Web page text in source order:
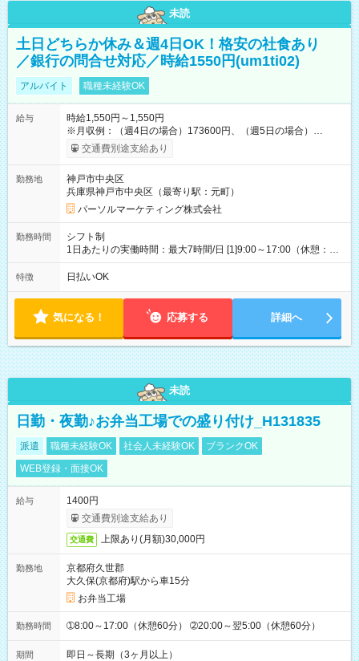
未読
土日どちらか休み＆週4日OK！格安の社食あり
／銀行の問合せ対応／時給1550円(um1ti02)
アルバイト 職種未経験OK
給与
時給1,550円～1,550円
※月収例：（週4日の場合）173600円、（週5日の場合）
217000円 【試用期間】試用期間なし
交通費別途支給あり
勤務地
神戸市中央区
兵庫県神戸市中央区（最寄り駅：元町）
パーソルマーケティング株式会社
勤務時間
シフト制
1日あたりの実働時間：最大7時間/日 [1]9:00～17:00（休憩：1
時間） [2]11:00～19:00（休憩：1時間） [3]10:00～18:00（休
憩：1時間） 週4日～週5日シフト相談OK ※土日どちらか休み、
日祝/10～18時（実働7hシフト制）
特徴 日払いOK
気になる！ 応募する 詳細へ
未読
日勤・夜勤♪お弁当工場での盛り付け_H131835
派遣 職種未経験OK 社会人未経験OK
ブランクOK
WEB登録・面接OK
給与
1400円
交通費別途支給あり
交通費 上限あり(月額)30,000円
勤務地
京都府久世郡
大久保(京都府)駅から車15分
お弁当工場
勤務時間 ➀8:00～17:00（休憩60分） ➁20:00～翌5:00（休憩60分）
期間 即日～長期（3ヶ月以上）